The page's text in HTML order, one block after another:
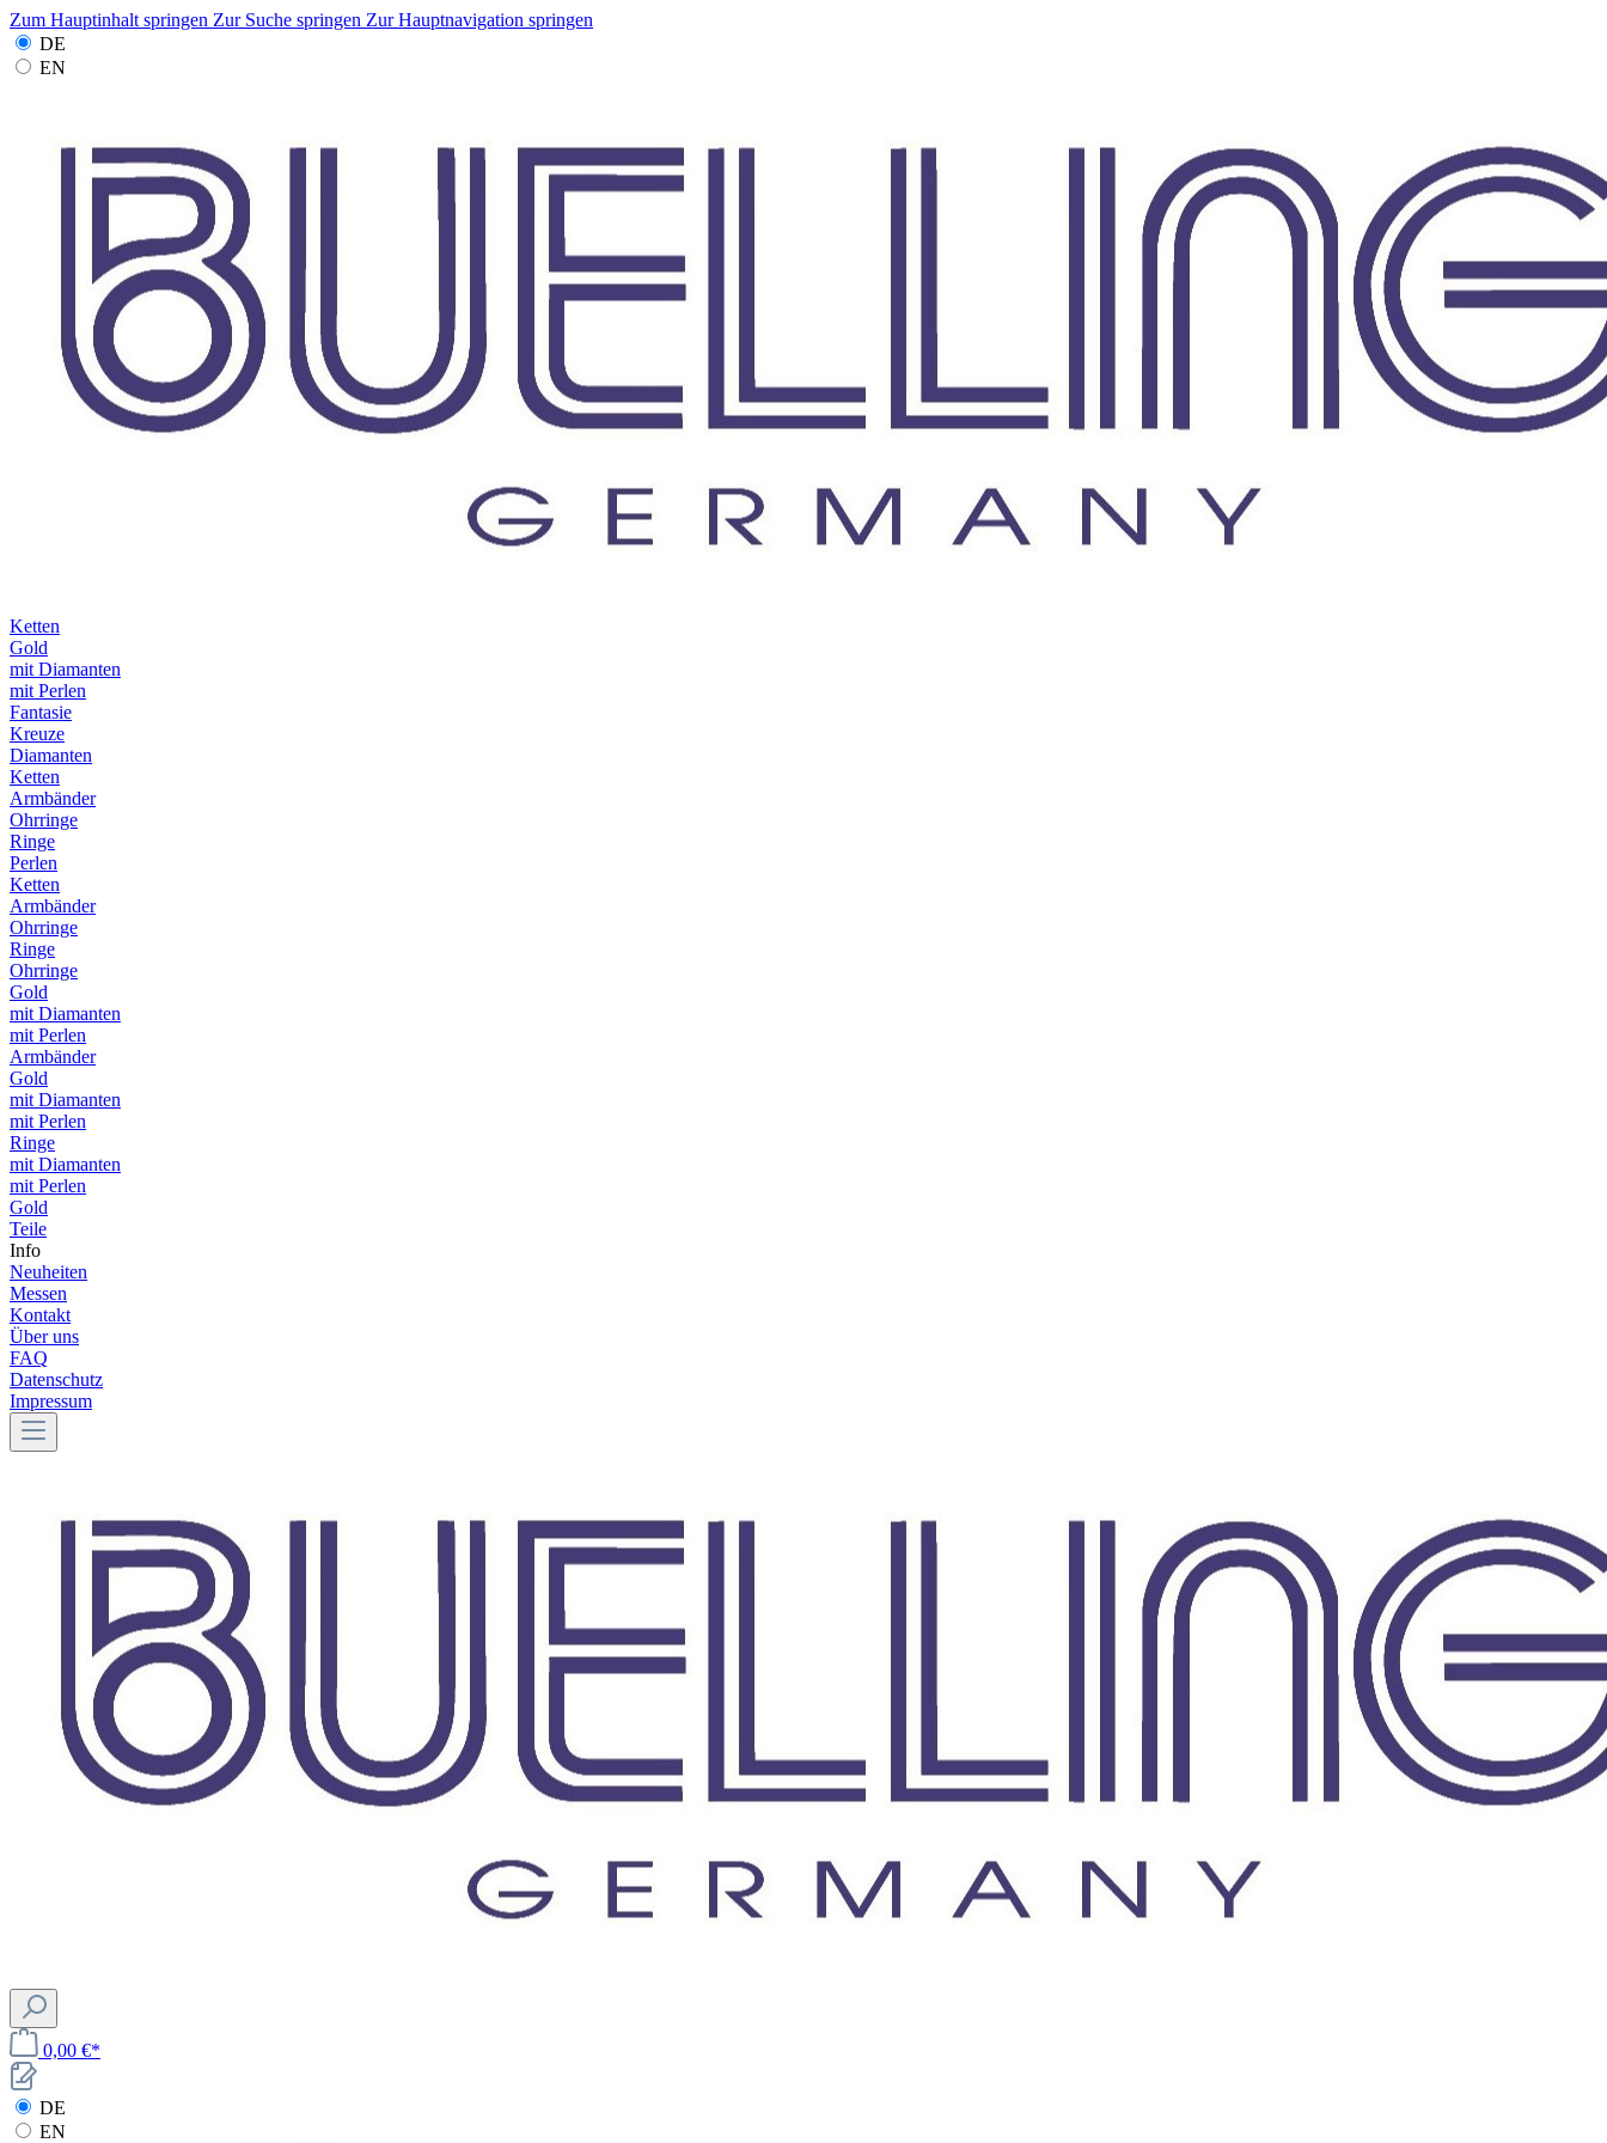
Zum Hauptinhalt springen Zur Suche springen Zur Hauptnavigation springen
DE
EN
Ketten
Gold
mit Diamanten
mit Perlen
Fantasie
Kreuze
Diamanten
Ketten
Armbänder
Ohrringe
Ringe
Perlen
Ketten
Armbänder
Ohrringe
Ringe
Ohrringe
Gold
mit Diamanten
mit Perlen
Armbänder
Gold
mit Diamanten
mit Perlen
Ringe
mit Diamanten
mit Perlen
Gold
Teile
Info
Neuheiten
Messen
Kontakt
Über uns
FAQ
Datenschutz
Impressum
0,00 €*
DE
EN